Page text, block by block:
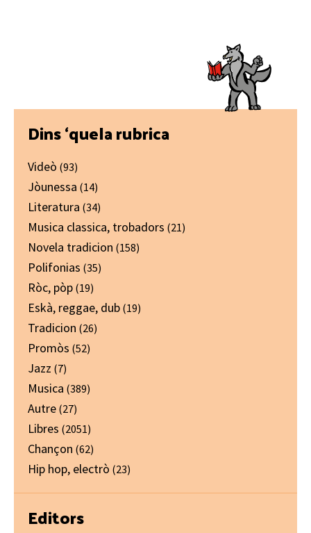
Primary
Sidebar
Dins ‘quela rubrica
Videò (93)
Jòunessa (14)
Literatura (34)
Musica classica, trobadors (21)
Novela tradicion (158)
Polifonias (35)
Ròc, pòp (19)
Eskà, reggae, dub (19)
Tradicion (26)
Promòs (52)
Jazz (7)
Musica (389)
Autre (27)
Libres (2051)
Chançon (62)
Hip hop, electrò (23)
Editors